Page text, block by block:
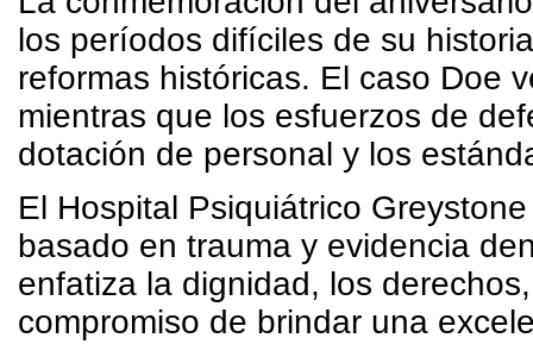
los períodos difíciles de su
reformas históricas. El caso Doe
mientras que los esfuerzos de
dotación de personal y los
El Hospital Psiquiátrico
basado en trauma y evidencia
enfatiza la dignidad, los
compromiso de brindar una